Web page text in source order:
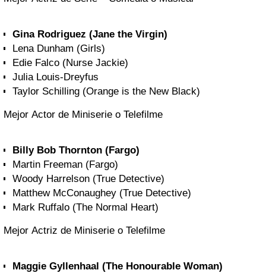
Gina Rodriguez (Jane the Virgin)
Lena Dunham (Girls)
Edie Falco (Nurse Jackie)
Julia Louis-Dreyfus
Taylor Schilling (Orange is the New Black)
Mejor Actor de Miniserie o Telefilme
Billy Bob Thornton (Fargo)
Martin Freeman (Fargo)
Woody Harrelson (True Detective)
Matthew McConaughey (True Detective)
Mark Ruffalo (The Normal Heart)
Mejor Actriz de Miniserie o Telefilme
Maggie Gyllenhaal (The Honourable Woman)